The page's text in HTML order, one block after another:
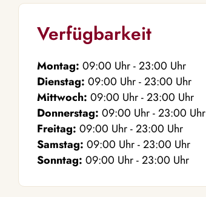
Verfügbarkeit
Montag: 09:00 Uhr- 23:00 Uhr
Dienstag: 09:00 Uhr- 23:00 Uhr
Mittwoch: 09:00 Uhr- 23:00 Uhr
Donnerstag: 09:00 Uhr- 23:00 Uhr
Freitag: 09:00 Uhr- 23:00 Uhr
Samstag: 09:00 Uhr- 23:00 Uhr
Sonntag: 09:00 Uhr- 23:00 Uhr